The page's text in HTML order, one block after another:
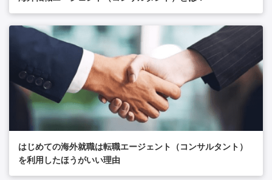
はじめての海外就職は転職エージェント（コンサルタント）
を利用したほうがいい理由